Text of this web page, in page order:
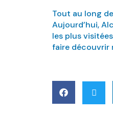
Tout au long
Aujourd’hui,
les plus
faire découvrir